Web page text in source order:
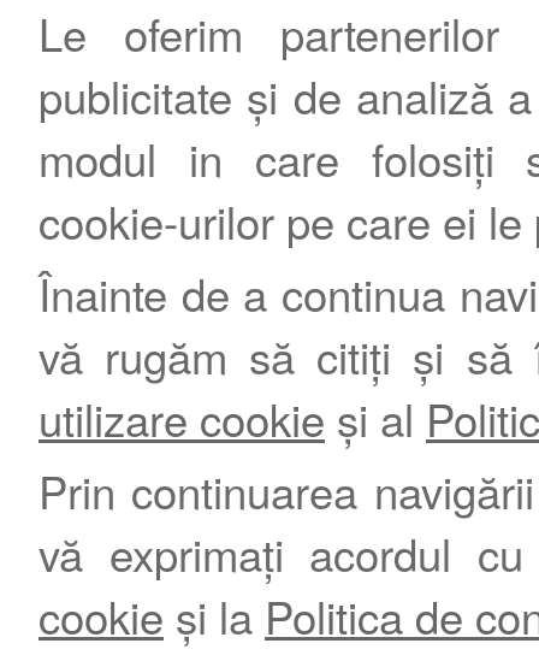
Le oferim
publicitate și de analiză
modul in care folosiți
cookie-urilor pe care ei le
Înainte de a continua
vă rugăm să citiți și să
utilizare cookie și al
Prin continuarea
vă exprimați acordul
cookie și la Politica de